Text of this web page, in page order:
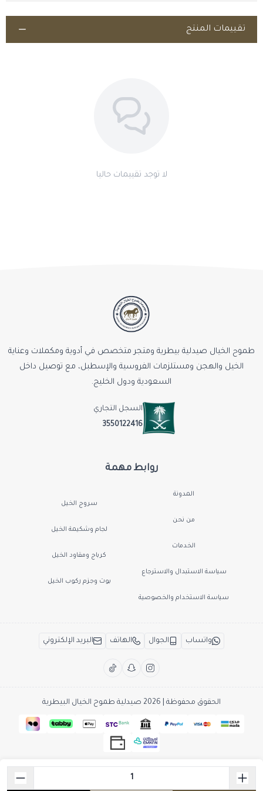
اطلب المنتج
تقييمات المنتج
لا توجد تقييمات حاليا
روابط مهمة
المدونة
من نحن
الخدمات
سياسة الاستبدال والاسترجاع
سياسة الاستخدام والخصوصية
سروج الخيل
لجام وشكيمة الخيل
كرباج ومقاود الخيل
بوت وجزم ركوب الخيل
طموح الخيال صيدلية بيطرية ومتجر متخصص في أدوية ومكملات وعناية
الخيل والهجن ومستلزمات الفروسية والإسطبل، مع توصيل داخل
السعودية ودول الخليج.
السجل التجاري
3550122416
واتساب الجوال الهاتف البريد الإلكتروني
الحقوق محفوظة | 2026 صيدلية طموح الخيال البيطرية